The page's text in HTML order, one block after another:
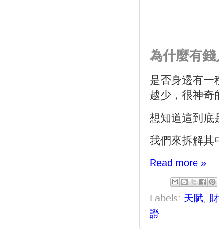
為什麼有
是否身邊有一
越少，很神奇
想知道這到底
我們來拆解其
Read more »
Labels: 天賦
證